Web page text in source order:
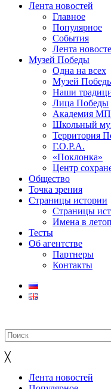
Лента новостей
Главное
Популярное
События
Лента
Музей Победы
Одна на всех
Музей
Наши
Лица Победы
Академия МП
Школьный
Территория
Г.О.Р.А.
«Поклонка»
Центр
Общество
Точка зрения
Страницы истории
Страницы
Имена в
Тесты
Об агентстве
Партнеры
Контакты
╳
Лента новостей